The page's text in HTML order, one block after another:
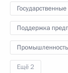
Поддержка
Промышленность
Ещё 2